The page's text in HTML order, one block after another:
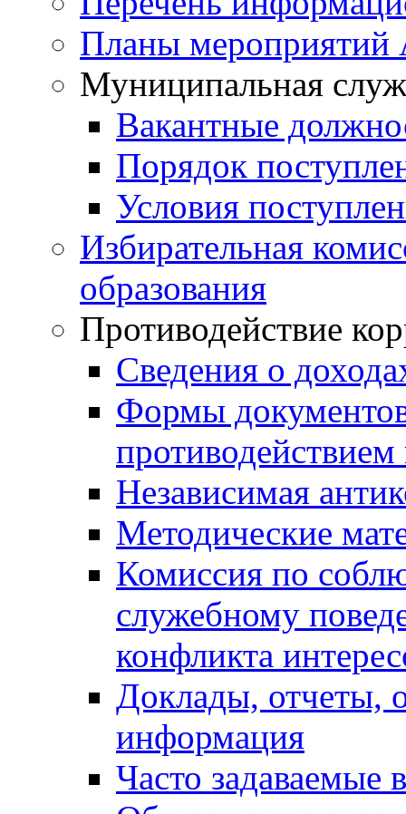
Планы мероприятий
Муниципальная
Вакантные
Порядок
Условия
Избирательная
образования
Противодействие
Сведения о
Формы
Независимая
Методические
Комиссия по
служебному
конфликта
Доклады, отчеты,
информация
Часто задаваемые